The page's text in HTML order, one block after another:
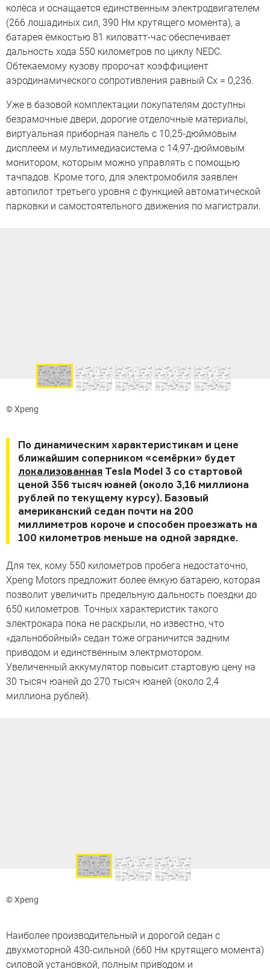
колёса и оснащается единственным электродвигателем
(266 лошадиных сил, 390 Нм крутящего момента), а
батарея ёмкостью 81 киловатт-час обеспечивает
дальность хода 550 километров по циклу NEDC.
Обтекаемому кузову пророчат коэффициент
аэродинамического сопротивления равный Сх = 0,236.
Уже в базовой комплектации покупателям доступны
безрамочные двери, дорогие отделочные материалы,
виртуальная приборная панель с 10,25-дюймовым
дисплеем и мультимедиасистема с 14,97-дюймовым
монитором, которым можно управлять с помощью
тачпадов. Кроме того, для электромобиля заявлен
автопилот третьего уровня с функцией автоматической
парковки и самостоятельного движения по магистрали.
© Xpeng
По динамическим характеристикам и цене
ближайшим соперником «семёрки» будет
локализованная Tesla Model 3 со стартовой
ценой 356 тысяч юаней (около 3,16 миллиона
рублей по текущему курсу). Базовый
американский седан почти на 200
миллиметров короче и способен проезжать на
100 километров меньше на одной зарядке.
Для тех, кому 550 километров пробега недостаточно,
Xpeng Motors предложит более ёмкую батарею, которая
позволит увеличить предельную дальность поездки до
650 километров. Точных характеристик такого
электрокара пока не раскрыли, но известно, что
«дальнобойный» седан тоже ограничится задним
приводом и единственным электрмотором.
Увеличенный аккумулятор повысит стартовую цену на
30 тысяч юаней до 270 тысяч юаней (около 2,4
миллиона рублей).
© Xpeng
Наиболее производительный и дорогой седан с
двухмоторной 430-сильной (660 Нм крутящего момента)
силовой установкой, полным приводом и